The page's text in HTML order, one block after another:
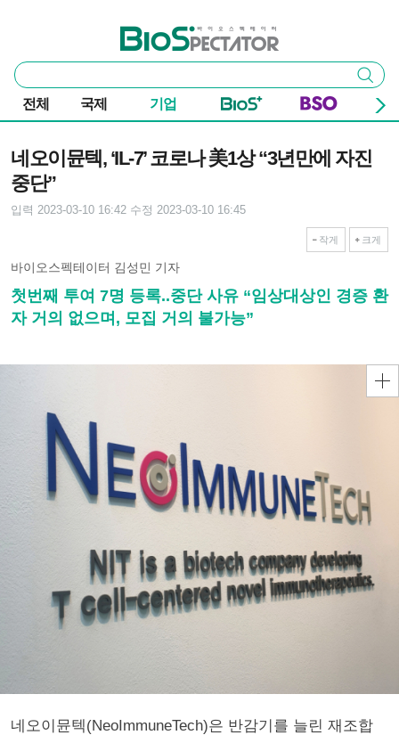
바이오스펙테이터
통
합
검
색
검색
전체 국제 기업
네오이뮨텍, ‘IL-7’ 코로나 美1상 “3년만에 자진
중단”
입력 2023-03-10 16:42 수정 2023-03-10 16:45
작게 크게
바이오스펙테이터 김성민 기자
첫번째 투여 7명 등록..중단 사유 “임상대상인 경증 환
자 거의 없으며, 모집 거의 불가능”
네오이뮨텍(NeoImmuneTech)은 반감기를 늘린 재조합